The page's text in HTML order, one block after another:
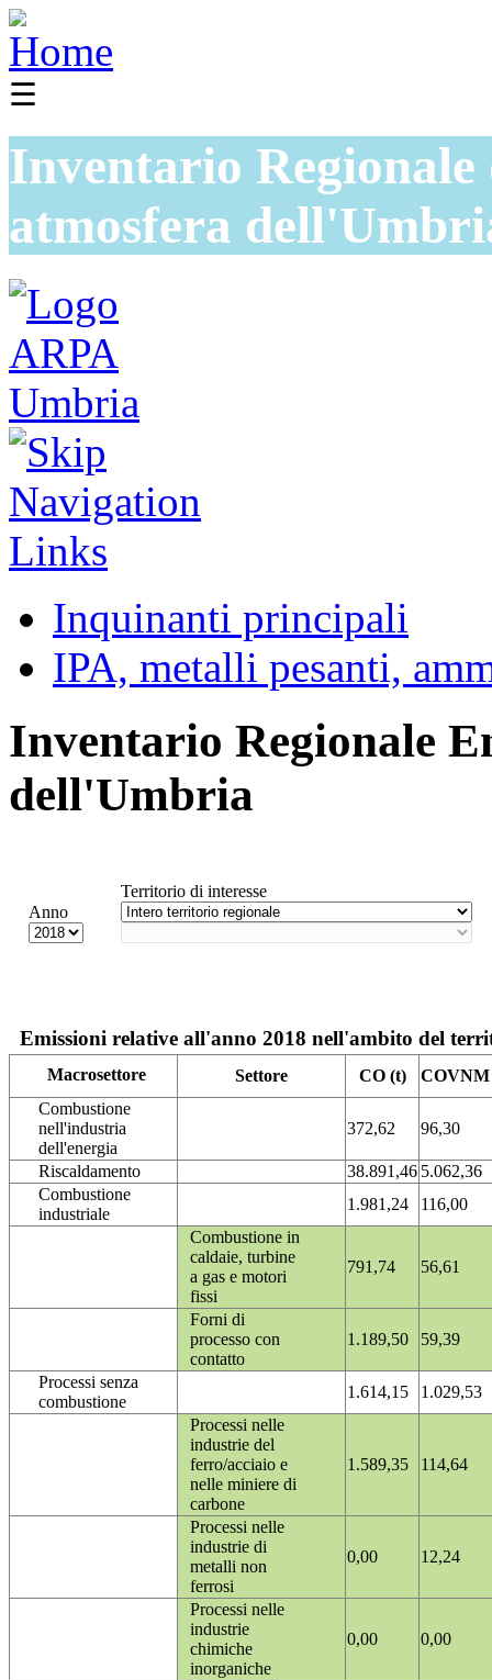
☰
Inventario
atmosfera
Inquinanti principali
IPA, metalli pesanti,
Inventario Regionale
dell'Umbria
Anno
Territorio di interesse
Emissioni relative all'anno 2018 nell'ambito del
Macrosettore Settore CO (t)
COVNM
Combustione
nell'industria
dell'energia
372,62 96,30
Riscaldamento 38.891,46 5.062,36
Combustione
industriale
1.981,24
116,00
Combustione in
caldaie, turbine
a gas e motori
fissi
791,74 56,61
Forni di
processo con
contatto
1.189,50 59,39
Processi senza
combustione
1.614,15
1.029,53
Processi nelle
industrie del
ferro/acciaio e
nelle miniere di
carbone
1.589,35 114,64
Processi nelle
industrie di
metalli non
ferrosi
0,00 12,24
Processi nelle
industrie
chimiche
inorganiche
0,00 0,00